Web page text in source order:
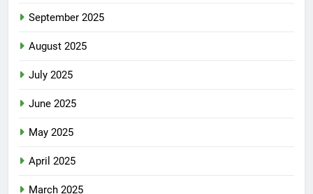
September 2025
August 2025
July 2025
June 2025
May 2025
April 2025
March 2025